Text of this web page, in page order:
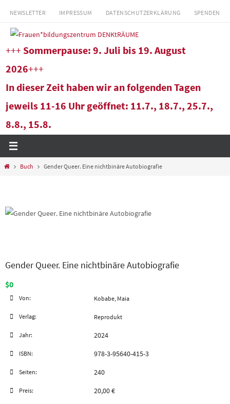
Zum
springen
NEWSLETTER IMPRESSUM DATENSCHUTZERKLÄRUNG SPENDEN
+++ Sommerpause: 9. Juli bis 19. August
2026+++
In dieser Zeit haben wir an folgenden Tagen
jeweils 11-16 Uhr geöffnet: 11.7., 18.7., 25.7.,
8.8., 15.8.
StartBuch Gender Queer. Eine nichtbinäre Autobiografie
Gender Queer. Eine nichtbinäre Autobiografie
$0
Von: Kobabe, Maia
Verlag: Reprodukt
Jahr: 2024
ISBN: 978-3-95640-415-3
Seiten: 240
Preis: 20,00 €